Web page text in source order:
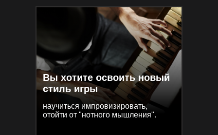
Вы хотите освоить новый
стиль игры
научиться импровизировать,
отойти от "нотного мышления".
Вы хотите освоить новый
стиль игры
научиться импровизировать,
отойти от "нотного мышления".